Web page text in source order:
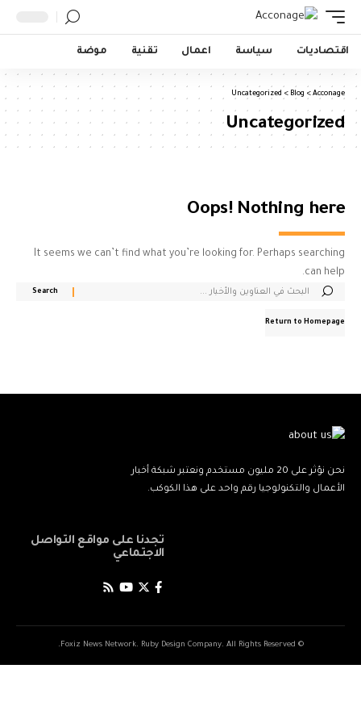
اقتصاديات سياسة اعمال تقنية موضة
Acconage
>
Blog
>
Uncategorized
Uncategorized
Oops! Nothing here
It seems we can’t find what you’re looking for. Perhaps searching
can help.
Return to Homepage
نحن نؤثر على 20 مليون مستخدم ونعتبر شبكة أخبار
الأعمال والتكنولوجيا رقم واحد على هذا الكوكب.
تجدنا على مواقع التواصل
الاجتماعي
© Foxiz News Network. Ruby Design Company. All Rights Reserved.